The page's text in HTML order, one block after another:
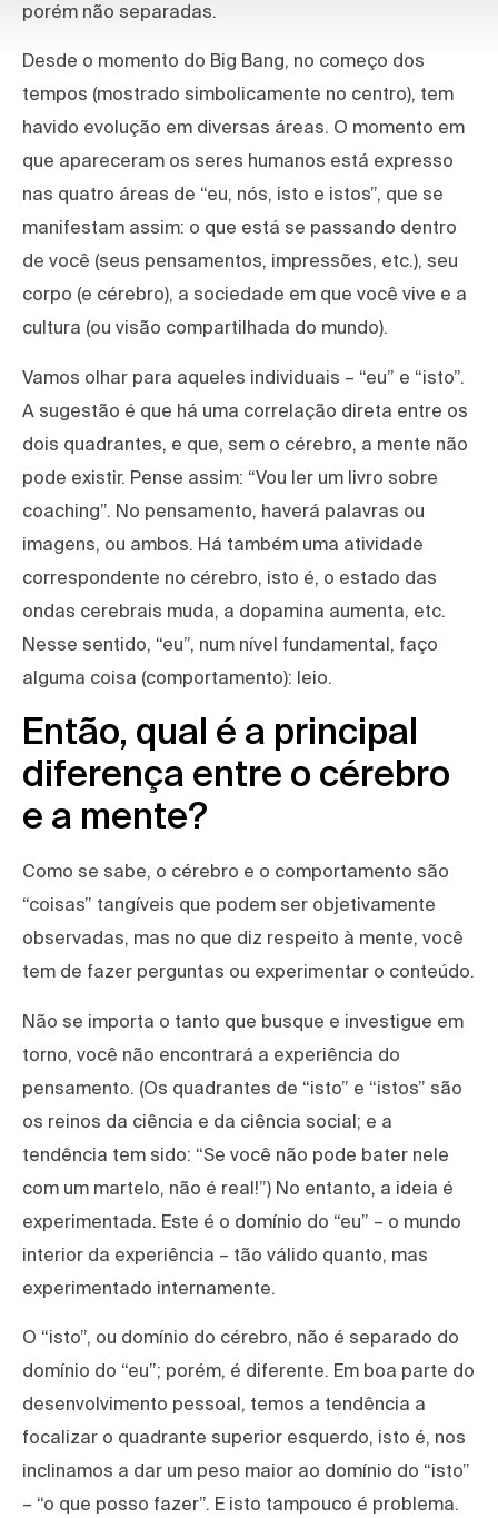
porém não separadas.
Desde o momento do Big Bang, no começo dos
tempos (mostrado simbolicamente no centro), tem
havido evolução em diversas áreas. O momento em
que apareceram os seres humanos está expresso
nas quatro áreas de “eu, nós, isto e istos”, que se
manifestam assim: o que está se passando dentro
de você (seus pensamentos, impressões, etc.), seu
corpo (e cérebro), a sociedade em que você vive e a
cultura (ou visão compartilhada do mundo).
Vamos olhar para aqueles individuais – “eu” e “isto”.
A sugestão é que há uma correlação direta entre os
dois quadrantes, e que, sem o cérebro, a mente não
pode existir. Pense assim: “Vou ler um livro sobre
coaching”. No pensamento, haverá palavras ou
imagens, ou ambos. Há também uma atividade
correspondente no cérebro, isto é, o estado das
ondas cerebrais muda, a dopamina aumenta, etc.
Nesse sentido, “eu”, num nível fundamental, faço
alguma coisa (comportamento): leio.
Então, qual é a principal
diferença entre o cérebro
e a mente?
Como se sabe, o cérebro e o comportamento são
“coisas” tangíveis que podem ser objetivamente
observadas, mas no que diz respeito à mente, você
tem de fazer perguntas ou experimentar o conteúdo.
Não se importa o tanto que busque e investigue em
torno, você não encontrará a experiência do
pensamento. (Os quadrantes de “isto” e “istos” são
os reinos da ciência e da ciência social; e a
tendência tem sido: “Se você não pode bater nele
com um martelo, não é real!”) No entanto, a ideia é
experimentada. Este é o domínio do “eu” – o mundo
interior da experiência – tão válido quanto, mas
experimentado internamente.
O “isto”, ou domínio do cérebro, não é separado do
domínio do “eu”; porém, é diferente. Em boa parte do
desenvolvimento pessoal, temos a tendência a
focalizar o quadrante superior esquerdo, isto é, nos
inclinamos a dar um peso maior ao domínio do “isto”
– “o que posso fazer”. E isto tampouco é problema.